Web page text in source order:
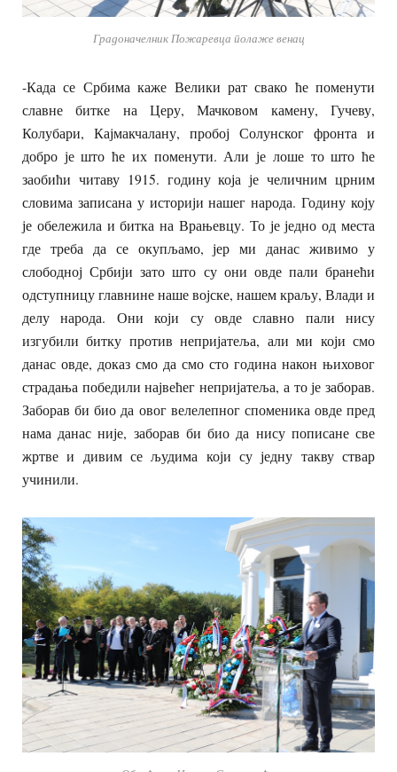
Градоначелник Пожаревца полаже венац
-Када се Србима каже Велики рат свако ће поменути
славне битке на Церу, Мачковом камену, Гучеву,
Колубари, Кајмакчалану, пробој Солунског фронта и
добро је што ће их поменути. Али је лоше то што ће
заобићи читаву 1915. годину која је челичним црним
словима записана у историји нашег народа. Годину коју
је обележила и битка на Врањевцу. То је једно од места
где треба да се окупљамо, јер ми данас живимо у
слободној Србији зато што су они овде пали бранећи
одступницу главнине наше војске, нашем краљу, Влади и
делу народа. Они који су овде славно пали нису
изгубили битку против непријатеља, али ми који смо
данас овде, доказ смо да смо сто година након њиховог
страдања победили највећег непријатеља, а то је заборав.
Заборав би био да овог велелепног споменика овде пред
нама данас није, заборав би био да нису пописане све
жртве и дивим се људима који су једну такву ствар
учинили.